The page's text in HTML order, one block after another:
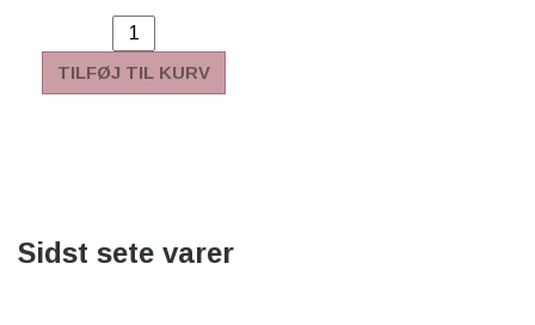
TILFØJ TIL KURV
Sidst sete varer